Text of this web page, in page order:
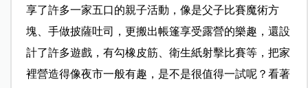
享了許多一家五口的親子活動，像是父子比賽魔術方
塊、手做披薩吐司，更搬出帳篷享受露營的樂趣，還設
計了許多遊戲，有勾橡皮筋、衛生紙射擊比賽等，把家
裡營造得像夜市一般有趣，是不是很值得一試呢？看著